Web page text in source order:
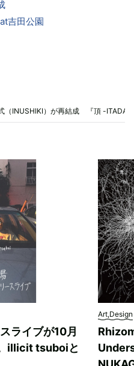
吉田公園
（INUSHIKI）が再結成 『頂 -
ライブが10月
illicit tsuboiと
Art,Design